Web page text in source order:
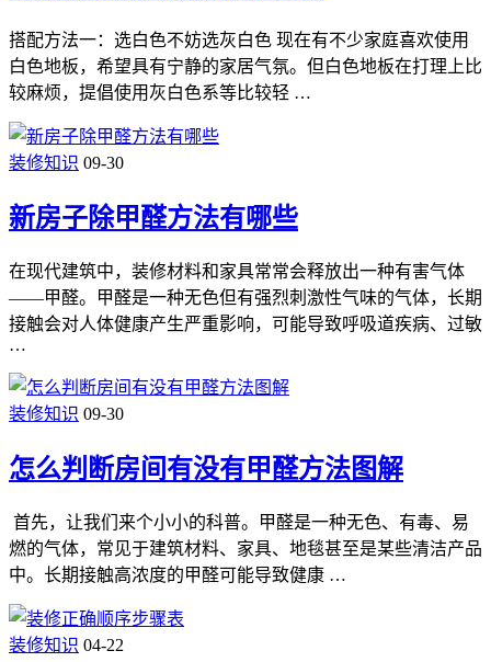
搭配方法一：选白色不妨选灰白色 现在有不少家庭喜欢使用
白色地板，希望具有宁静的家居气氛。但白色地板在打理上比
较麻烦，提倡使用灰白色系等比较轻 …
装修知识 09-30
新房子除甲醛方法有哪些
在现代建筑中，装修材料和家具常常会释放出一种有害气体
——甲醛。甲醛是一种无色但有强烈刺激性气味的气体，长期
接触会对人体健康产生严重影响，可能导致呼吸道疾病、过敏
…
装修知识 09-30
怎么判断房间有没有甲醛方法图解
首先，让我们来个小小的科普。甲醛是一种无色、有毒、易
燃的气体，常见于建筑材料、家具、地毯甚至是某些清洁产品
中。长期接触高浓度的甲醛可能导致健康 …
装修知识 04-22